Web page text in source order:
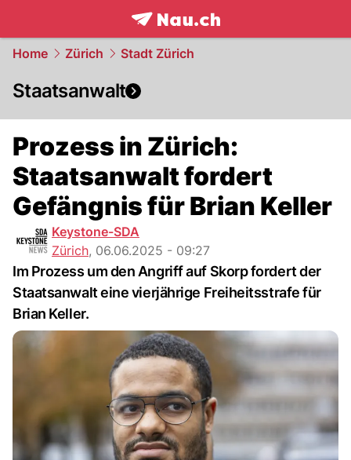
frontpage.NAU.ch
Home Zürich Stadt Zürich
Staatsanwalt
Prozess in Zürich:
Staatsanwalt fordert
Gefängnis für Brian Keller
Keystone-SDA
Zürich, 06.06.2025 - 09:27
Im Prozess um den Angriff auf Skorp fordert der
Staatsanwalt eine vierjährige Freiheitsstrafe für
Brian Keller.